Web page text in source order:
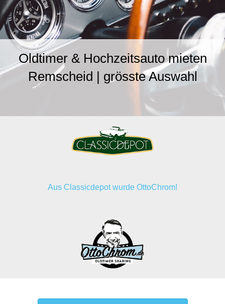
Oldtimer & Hochzeitsauto mieten
Remscheid | grösste Auswahl
Aus Classicdepot wurde OttoChrom!